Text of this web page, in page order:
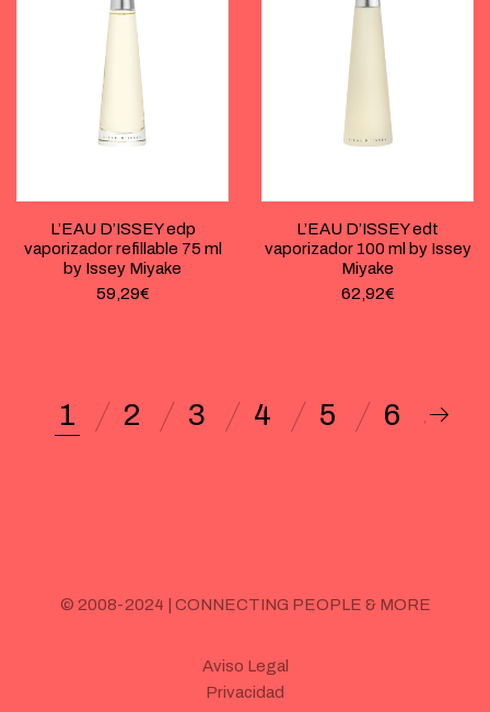
L’EAU D’ISSEY edp
vaporizador refillable 75 ml
by Issey Miyake
59,29€
L’EAU D’ISSEY edt
vaporizador 100 ml by Issey
Miyake
62,92€
1 2 3 4 5 6
© 2008-2024 | CONNECTING PEOPLE & MORE
Aviso Legal
Privacidad